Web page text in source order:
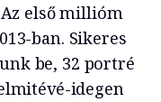
első millióm
ban. Sikeres
be, 32 portré
idegen